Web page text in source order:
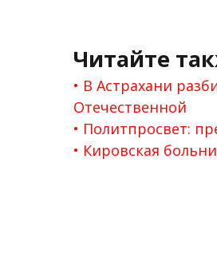
Читайте
В Астрахани
Отечественной
Политпросвет:
Кировская